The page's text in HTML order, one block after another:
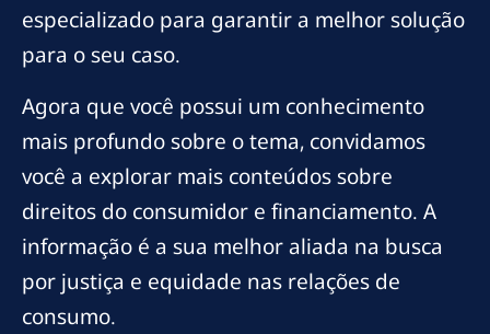
especializado para garantir a melhor solução
para o seu caso.
Agora que você possui um conhecimento
mais profundo sobre o tema, convidamos
você a explorar mais conteúdos sobre
direitos do consumidor e financiamento. A
informação é a sua melhor aliada na busca
por justiça e equidade nas relações de
consumo.